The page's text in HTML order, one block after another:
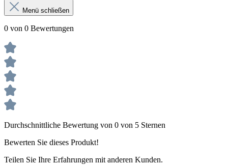
Menü schließen
0 von 0 Bewertungen
Durchschnittliche Bewertung von 0 von 5 Sternen
Bewerten Sie dieses Produkt!
Teilen Sie Ihre Erfahrungen mit anderen Kunden.